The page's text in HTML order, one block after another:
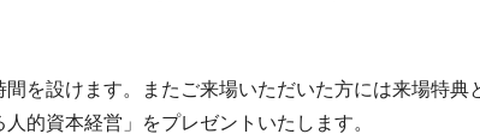
を設けます。またご来場いただいた方には来場特典
的資本経営」をプレゼントいたします。